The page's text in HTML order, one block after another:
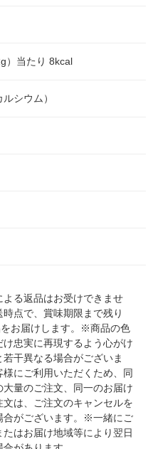
）当たり 8kcal
シウム）
よる返品はお受けできませ
点で、賞味期限まで残り
お届けします。※商品の色
忠実に再現するよう心がけ
干異なる場合がございま
にご利用いただくため、同
量のご注文、同一のお届け
は、ご注文のキャンセルを
合がございます。※一緒にご
はお届け地域等により翌日